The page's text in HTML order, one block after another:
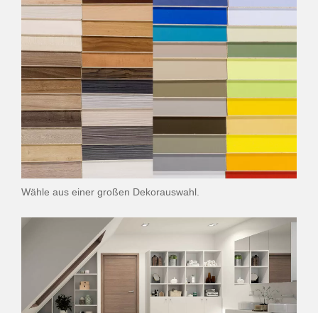
Wähle aus einer großen Dekorauswahl.